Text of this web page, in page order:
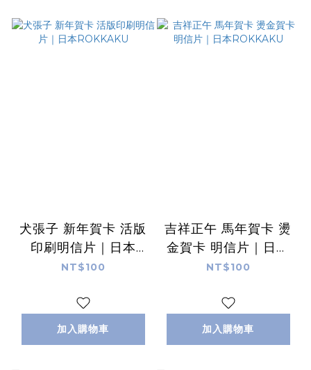
犬張子 新年賀卡 活版
印刷明信片｜日本
ROKKAKU
NT$100
加入購物車
吉祥正午 馬年賀卡 燙
金賀卡 明信片｜日本
ROKKAKU
NT$100
加入購物車